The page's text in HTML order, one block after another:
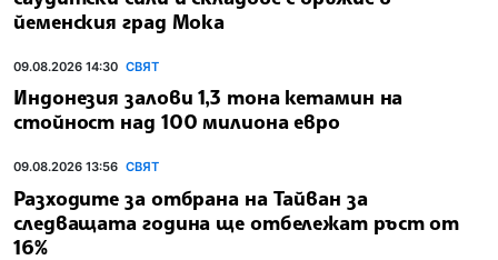
йеменския град Мока
09.08.2026 14:30 СВЯТ
Индонезия залови 1,3 тона кетамин на
стойност над 100 милиона евро
09.08.2026 13:56 СВЯТ
Разходите за отбрана на Тайван за
следващата година ще отбележат ръст от
16%